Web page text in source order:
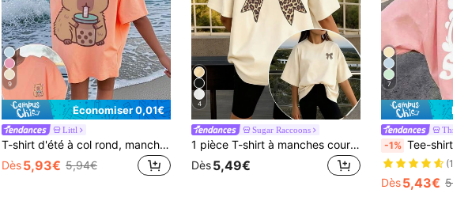
9
Économiser 0,01€
Littl
T-shirt d'été à col rond, manches courtes, imprimé orange, pour filles et adolescentes étudiantes, style décontracté
Dès5,93€ 5,94€
4
Sugar Raccoons
1 pièce T-shirt à manches courtes oversize avec imprimé nœud léopard pour préadolescentes, un Top d'été confortable et
Dès5,49€
7
-1% Tee-shirt à col rond, manches
Dès5,43€